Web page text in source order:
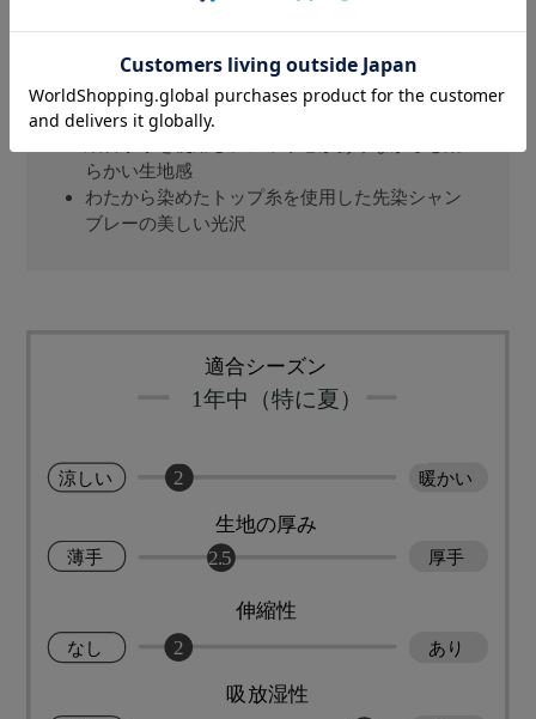
吸湿発散性に優れ、熱伝導率が高い、天然繊維
で一番ひんやり、麻100％使用
汗をかいても、近江ちぢみ、独特の凸凹、シボ
があることで肌にはりつかず、べたつかない
らかい生地感
わたから染めたトップ糸を使用した先染シャン
ブレーの美しい光沢